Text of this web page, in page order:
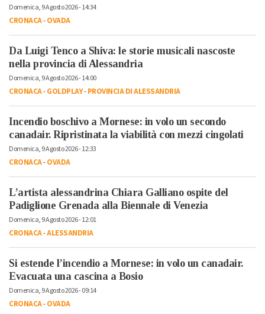
Domenica, 9 Agosto 2026 - 14:34
CRONACA-OVADA
Da Luigi Tenco a Shiva: le storie musicali nascoste
nella provincia di Alessandria
Domenica, 9 Agosto 2026 - 14:00
CRONACA-GOLDPLAY-PROVINCIA DI ALESSANDRIA
Incendio boschivo a Mornese: in volo un secondo
canadair. Ripristinata la viabilità con mezzi cingolati
Domenica, 9 Agosto 2026 - 12:33
CRONACA-OVADA
L’artista alessandrina Chiara Galliano ospite del
Padiglione Grenada alla Biennale di Venezia
Domenica, 9 Agosto 2026 - 12:01
CRONACA-ALESSANDRIA
Si estende l’incendio a Mornese: in volo un canadair.
Evacuata una cascina a Bosio
Domenica, 9 Agosto 2026 - 09:14
CRONACA-OVADA